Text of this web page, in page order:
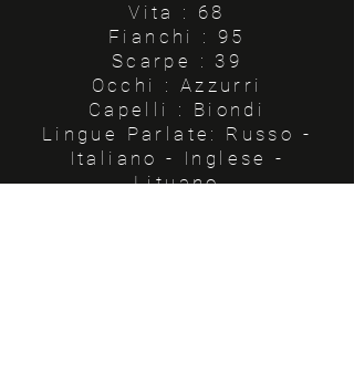
Vita : 68
Fianchi : 95
Scarpe : 39
Occhi : Azzurri
Capelli : Biondi
Lingue Parlate: Russo -
Italiano - Inglese -
Lituano